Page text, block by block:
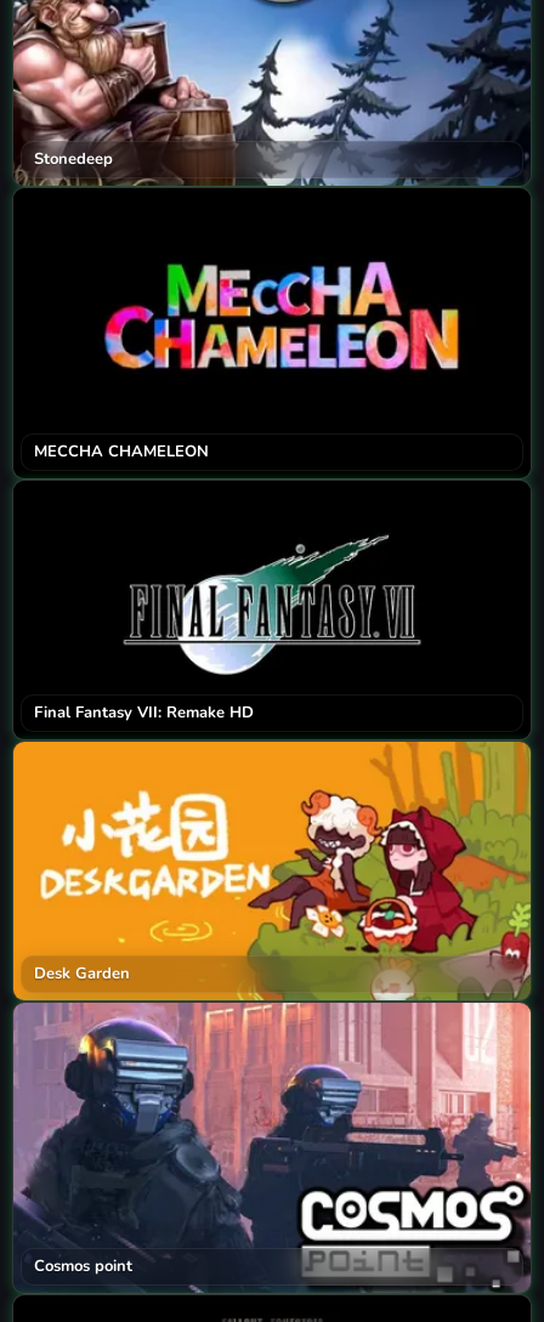
Stonedeep
MECCHA CHAMELEON
Final Fantasy VII: Remake HD
Desk Garden
Cosmos point